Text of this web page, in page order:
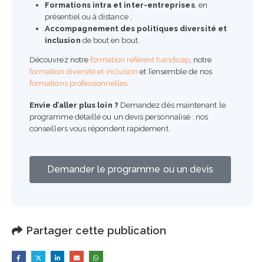
Formations intra et inter-entreprises, en
présentiel ou à distance ;
Accompagnement des politiques diversité et
inclusion de bout en bout.
Découvrez notreformation référent handicap, notre
formation diversité et inclusion et l’ensemble de nos
formations professionnelles.
Envie d’aller plus loin ? Demandez dès maintenant le
programme détaillé ou un devis personnalisé : nos
conseillers vous répondent rapidement.
Demander le programme ou un devis
Partager cette publication